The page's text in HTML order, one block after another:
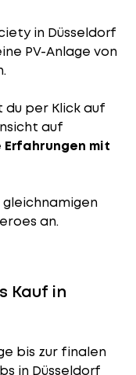
in Düsseldorf
PV-Anlage von
du per Klick auf
auf
Erfahrungen mit
an.
Kauf in
bis zur finalen
in Düsseldorf